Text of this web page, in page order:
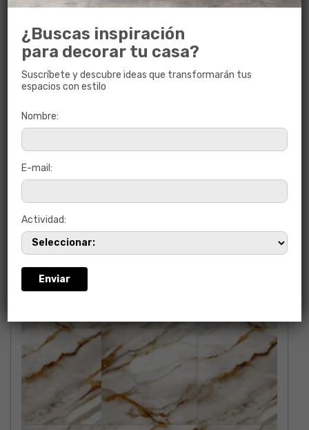
ARAMIS BLANCO
¿Buscas inspiración
para decorar tu casa?
Suscríbete y descubre ideas que transformarán tus
espacios con estilo
Nombre:
E-mail:
Actividad: